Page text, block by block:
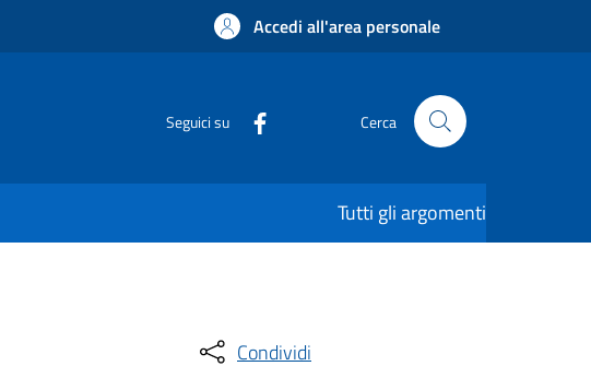
Accedi all'area personale
Seguici su Cerca
Tutti gli argomenti
Condividi